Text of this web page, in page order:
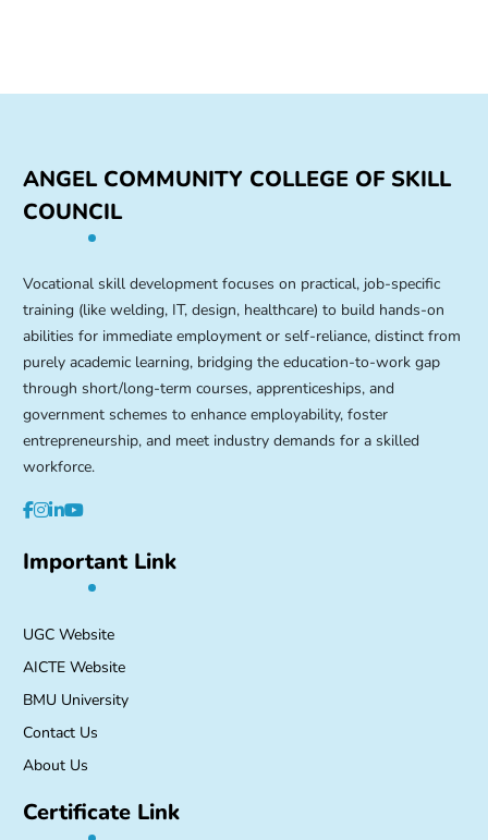
ANGEL COMMUNITY COLLEGE OF SKILL
COUNCIL
Vocational skill development focuses on practical, job-specific
training (like welding, IT, design, healthcare) to build hands-on
abilities for immediate employment or self-reliance, distinct from
purely academic learning, bridging the education-to-work gap
through short/long-term courses, apprenticeships, and
government schemes to enhance employability, foster
entrepreneurship, and meet industry demands for a skilled
workforce.
Important Link
UGC Website
AICTE Website
BMU University
Contact Us
About Us
Certificate Link